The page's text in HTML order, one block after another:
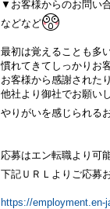
▼お客様からのお問い
などなど
最初は覚えることも多
慣れてきてしっかりお
お客様から感謝されたり
他社より御社でお願い
やりがいを感じられる
応募はエン転職より可
下記ＵＲＬよりご応募
https://employment.en-